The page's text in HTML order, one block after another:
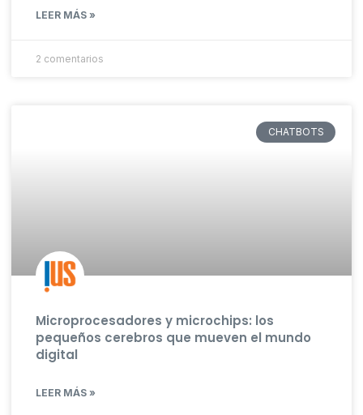
LEER MÁS »
2 comentarios
CHATBOTS
Microprocesadores y microchips: los
pequeños cerebros que mueven el mundo
digital
LEER MÁS »